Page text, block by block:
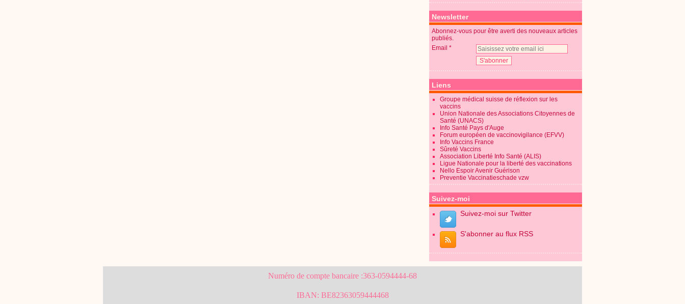
Newsletter
Abonnez-vous pour être averti des nouveaux articles
publiés.
Email
Liens
Groupe médical suisse de réflexion sur les
vaccins
Union Nationale des Associations Citoyennes de
Santé (UNACS)
Info Santé Pays d'Auge
Forum européen de vaccinovigilance (EFVV)
Info Vaccins France
Sûreté Vaccins
Association Liberté Info Santé (ALIS)
Ligue Nationale pour la liberté des vaccinations
Nello Espoir Avenir Guérison
Preventie Vaccinatieschade vzw
Suivez-moi
Suivez-moi sur Twitter
S'abonner au flux RSS
Numéro de compte bancaire :363-0594444-68
IBAN: BE82363059444468